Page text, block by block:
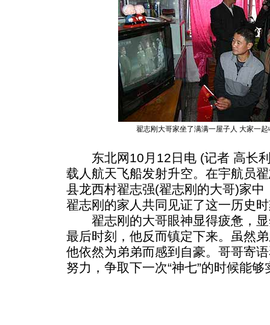
翟志刚大哥家坐了满满一屋子人 大家一起
东北网10月12日电 (记者 高长利)
载人航天飞船发射升空。在宇航员
县龙西村翟志强(翟志刚的大哥)家
翟志刚的家人共同见证了这一历史
翟志刚的大哥眼神显得疲惫，显
最后时刻，他反而镇定下来。虽然
他依然为弟弟而感到自豪。哥哥寄
努力，争取下一次“神七”的时候能